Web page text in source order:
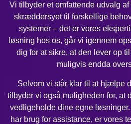
Vi tilbyder et omfattende udvalg
skræddersyet til forskellige
systemer – det er vores
løsning hos os, går vi igennem
dig for at sikre, at den lever op
muligvis endda
Selvom vi står klar til at hjælpe
tilbyder vi også muligheden for, at
vedligeholde dine egne
har brug for assistance, er vores